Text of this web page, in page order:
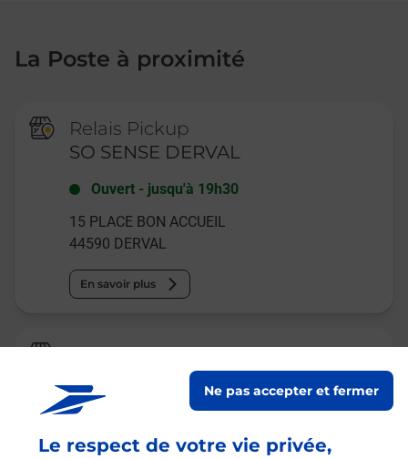
Le respect de votre vie privée,
Ne pas accepter et fermer
La Poste à proximité
Relais Pickup
SO SENSE DERVAL
Ouvert - jusqu'à 19h30
15 PLACE BON ACCUEIL
44590 DERVAL
En savoir plus
La Poste
ouvre vendredi à 09h00
3 PLACE BON ACCUEIL